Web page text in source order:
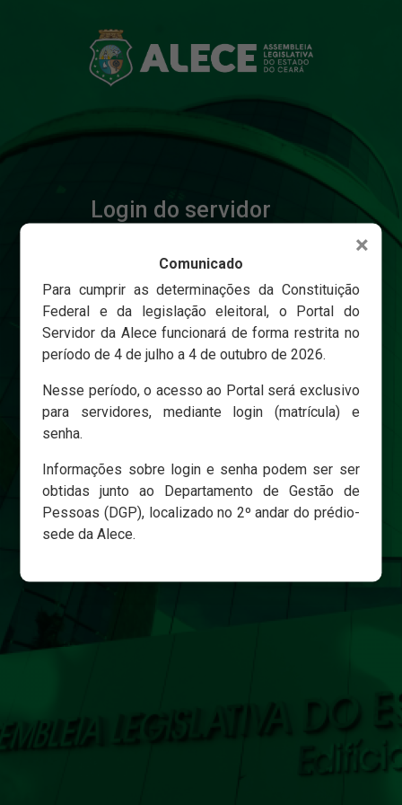
Login do servidor
Senha
Esqueci minha senha
×
Comunicado
Para cumprir as determinações da Constituição
Federal e da legislação eleitoral, o Portal do
Servidor da Alece funcionará de forma restrita no
período de 4 de julho a 4 de outubro de 2026.
Nesse período, o acesso ao Portal será exclusivo
para servidores, mediante login (matrícula) e
senha.
Informações sobre login e senha podem ser ser
obtidas junto ao Departamento de Gestão de
Pessoas (DGP), localizado no 2º andar do prédio-
sede da Alece.